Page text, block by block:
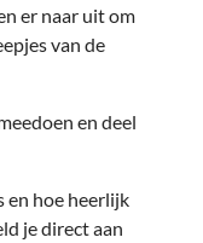
er naar uit om
van de
en deel
en hoe heerlijk
je direct aan